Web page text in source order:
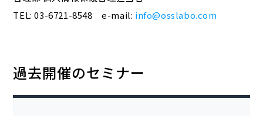
TEL: 03-6721-8548 e-mail: info@osslabo.com
過去開催のセミナー